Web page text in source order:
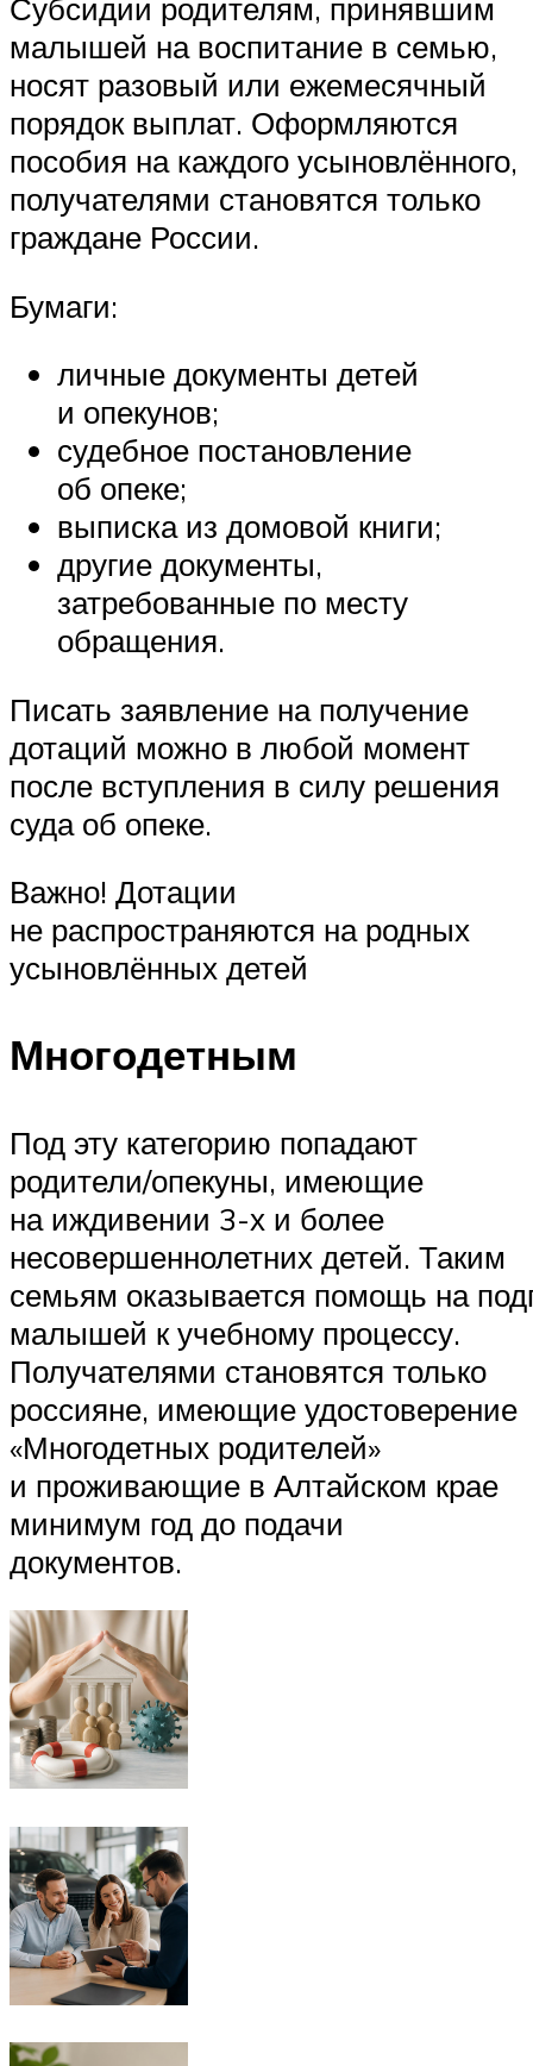
Субсидии родителям, принявшим
малышей на воспитание в семью,
носят разовый или ежемесячный
порядок выплат. Оформляются
пособия на каждого усыновлённого,
получателями становятся только
граждане России.
Бумаги:
личные документы детей
и опекунов;
судебное постановление
об опеке;
выписка из домовой книги;
другие документы,
затребованные по месту
обращения.
Писать заявление на получение
дотаций можно в любой момент
после вступления в силу решения
суда об опеке.
Важно! Дотации
не распространяются на родных
усыновлённых детей
Многодетным
Под эту категорию попадают
родители/опекуны, имеющие
на иждивении 3-х и более
несовершеннолетних детей. Таким
семьям оказывается помощь на
малышей к учебному процессу.
Получателями становятся только
россияне, имеющие удостоверение
«Многодетных родителей»
и проживающие в Алтайском крае
минимум год до подачи
документов.